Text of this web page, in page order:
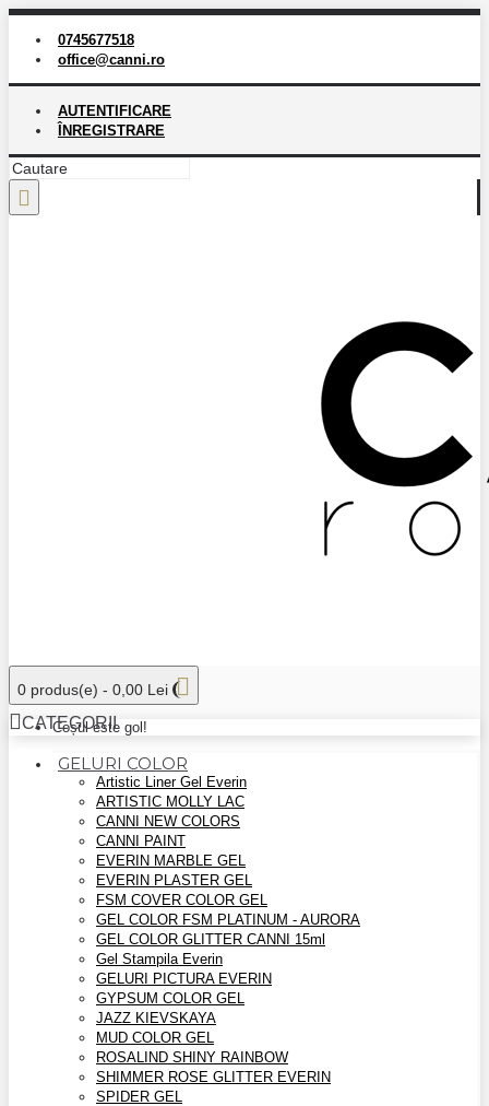
0745677518
office@canni.ro
AUTENTIFICARE
ÎNREGISTRARE
0 produs(e) - 0,00 Lei
Coșul este gol!
CATEGORII
GELURI COLOR
Artistic Liner Gel Everin
ARTISTIC MOLLY LAC
CANNI NEW COLORS
CANNI PAINT
EVERIN MARBLE GEL
EVERIN PLASTER GEL
FSM COVER COLOR GEL
GEL COLOR FSM PLATINUM - AURORA
GEL COLOR GLITTER CANNI 15ml
Gel Stampila Everin
GELURI PICTURA EVERIN
GYPSUM COLOR GEL
JAZZ KIEVSKAYA
MUD COLOR GEL
ROSALIND SHINY RAINBOW
SHIMMER ROSE GLITTER EVERIN
SPIDER GEL